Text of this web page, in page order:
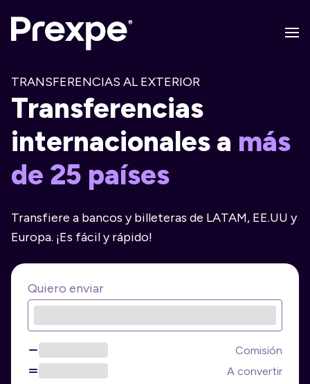
TRANSFERENCIAS AL EXTERIOR
Transferencias
internacionales a más
de 25 países
Transfiere a bancos y billeteras de LATAM, EE.UU y
Europa. ¡Es fácil y rápido!
Quiero enviar
Comisión
A convertir